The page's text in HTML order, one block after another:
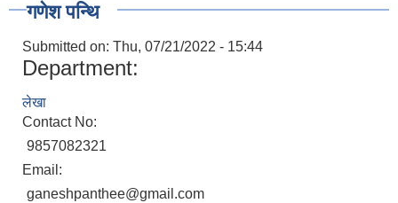
गणेश पन्थि
Submitted on: Thu, 07/21/2022 - 15:44
Department:
लेखा
Contact No:
9857082321
Email:
ganeshpanthee@gmail.com